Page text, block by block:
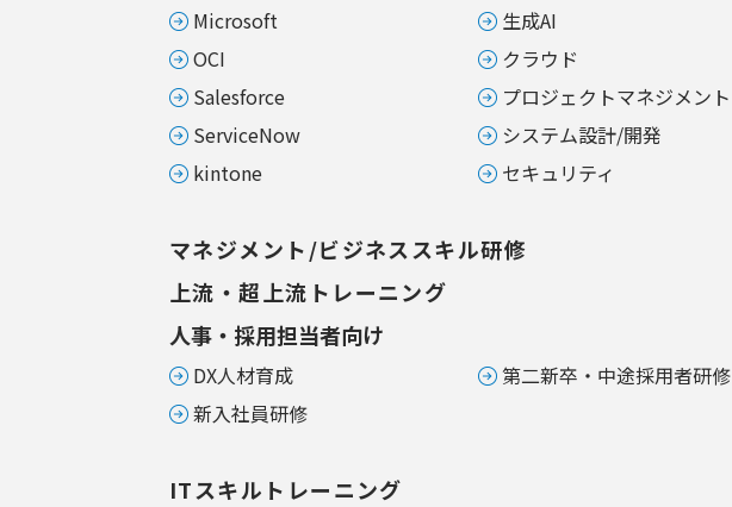
Microsoft
OCI
Salesforce
ServiceNow
kintone
生成AI
クラウド
プロジェクトマネジメント
システム設計/開発
セキュリティ
マネジメント/ビジネススキル研修
上流・超上流トレーニング
人事・採用担当者向け
DX人材育成
新入社員研修
第二新卒・中途採用者研修
ITスキルトレーニング